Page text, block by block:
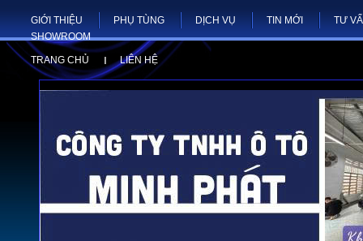
GIỚI THIỆU PHỤ TÙNG DỊCH VỤ TIN MỚI
TƯ
SHOWROOM
TRANG CHỦ LIÊN HỆ